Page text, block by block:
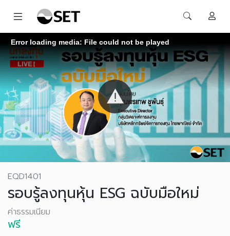
Error loading media: File could not be played
EQD1401
รอบรู้ลงทุนหุ้น ESG ฉบับมือใหม่
ค่าธรรมเนียม
ฟรี